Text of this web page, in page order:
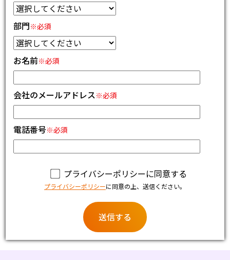
部門※必須
お名前※必須
会社のメールアドレス※必須
電話番号※必須
プライバシーポリシーに同意する
プライバシーポリシーに同意の上、送信ください。